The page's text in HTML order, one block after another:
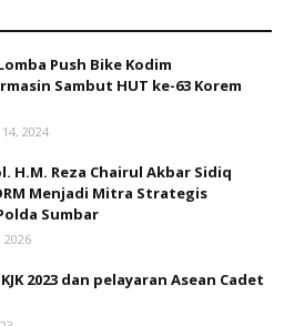
Push Bike Kodim
Sambut HUT ke-63 Korem
2024
H.M. Reza Chairul Akbar Sidiq
Menjadi Mitra Strategis
Sumbar
2026
2023 dan pelayaran Asean Cadet